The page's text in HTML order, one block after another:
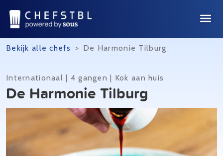
Bekijk alle chefs > De Harmonie Tilburg
Internationaal | 4 gangen | Kok aan huis
De Harmonie Tilburg